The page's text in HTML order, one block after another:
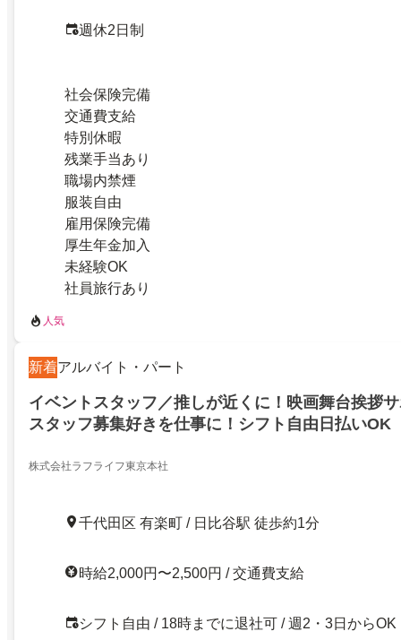
週休2日制
社会保険完備
交通費支給
特別休暇
残業手当あり
職場内禁煙
服装自由
雇用保険完備
厚生年金加入
未経験OK
社員旅行あり
人気
新着アルバイト・パート
イベントスタッフ／推しが近くに！映画舞台挨拶
スタッフ募集好きを仕事に！シフト自由日払いOK
株式会社ラフライフ東京本社
千代田区 有楽町 / 日比谷駅 徒歩約1分
時給2,000円〜2,500円 / 交通費支給
シフト自由 / 18時までに退社可 / 週2・3日からOK